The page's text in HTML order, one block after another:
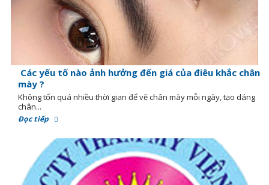
Các yếu tố nào ảnh hưởng đến giá của điêu khắc chân
mày ?
Không tốn quá nhiều thời gian để vẽ chân mày mỗi ngày, tạo dáng
chân...
Đọc tiếp